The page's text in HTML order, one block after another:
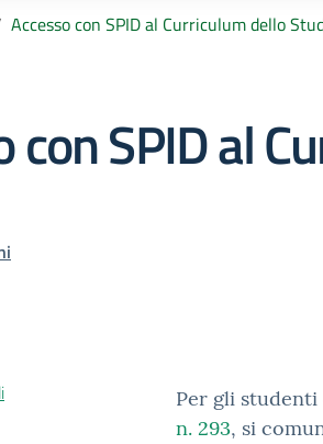
Accesso con SPID al Curriculum dello
con SPID al
Per gli
n. 293, si